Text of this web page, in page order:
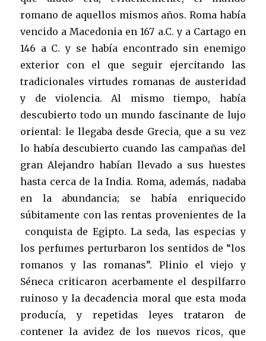
romano de aquellos mismos años. Roma había
vencido a Macedonia en 167 a.C. y a Cartago en
146 a C. y se había encontrado sin enemigo
exterior con el que seguir ejercitando las
tradicionales virtudes romanas de austeridad
y de violencia. Al mismo tiempo, había
descubierto todo un mundo fascinante de lujo
oriental: le llegaba desde Grecia, que a su vez
lo había descubierto cuando las campañas del
gran Alejandro habían llevado a sus huestes
hasta cerca de la India. Roma, además, nadaba
en la abundancia; se había enriquecido
súbitamente con las rentas provenientes de la
conquista de Egipto. La seda, las especias y
los perfumes perturbaron los sentidos de “los
romanos y las romanas”. Plinio el viejo y
Séneca criticaron acerbamente el despilfarro
ruinoso y la decadencia moral que esta moda
producía, y repetidas leyes trataron de
contener la avidez de los nuevos ricos, que